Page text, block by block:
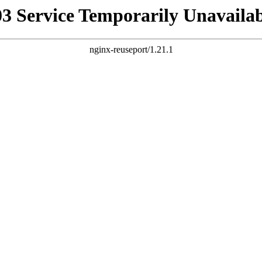
Service Temporarily
nginx-reuseport/1.21.1